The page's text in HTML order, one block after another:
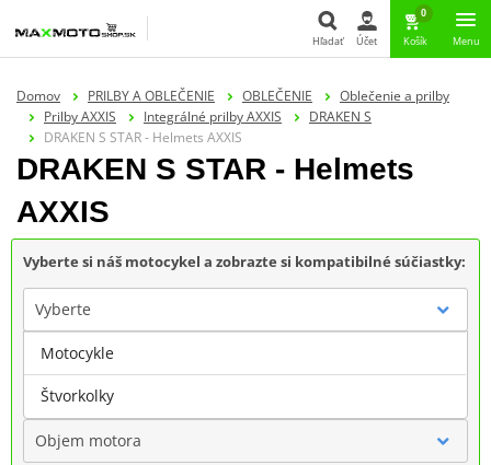
Hľadať
Hľadať Účet
0
Košík Menu
Domov PRILBY A OBLEČENIE OBLEČENIE
Oblečenie a prilby
Prilby AXXIS
Integrálné prilby AXXIS
DRAKEN S
DRAKEN S STAR - Helmets AXXIS
DRAKEN S STAR - Helmets
AXXIS
Vyberte si náš motocykel a zobrazte si kompatibilné súčiastky:
Vyberte
Značka
Objem motora
Motocykle
Štvorkolky